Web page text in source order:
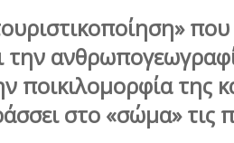
που
την
ποικιλομορφία της
στο «σώμα» τις